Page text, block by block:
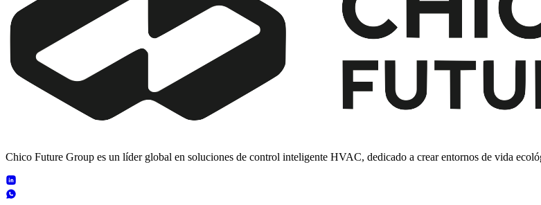
Chico Future Group es un líder global en soluciones de control inteligente HVAC, dedicado a crear entornos de vida